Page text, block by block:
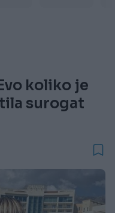
koliko je
surogat